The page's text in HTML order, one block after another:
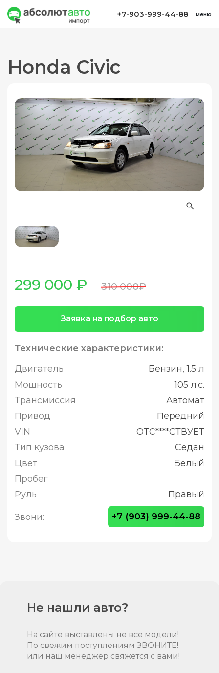
+7-903-999-44-88 меню
Honda Civic
299 000 ₽ 310 000₽
Заявка на подбор авто
Технические характеристики:
Двигатель
Бензин, 1.5 л
Мощность
105 л.с.
Трансмиссия
Автомат
Привод
Передний
VIN
ОТС****СТВУЕТ
Тип кузова
Седан
Цвет
Белый
Пробег
Руль
Правый
Звони: +7 (903) 999-44-88
Не нашли авто?
На сайте выставлены не все модели!
По свежим поступлениям ЗВОНИТЕ!
или наш менеджер свяжется с вами!